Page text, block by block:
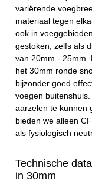
variërende
materiaal tegen
ook in
gestoken, zelfs als
van 20mm - 25mm.
het 30mm ronde
bijzonder goed
voegen
aarzelen te kunnen
bieden we alleen
als fysiologisch
Technische
in 30mm